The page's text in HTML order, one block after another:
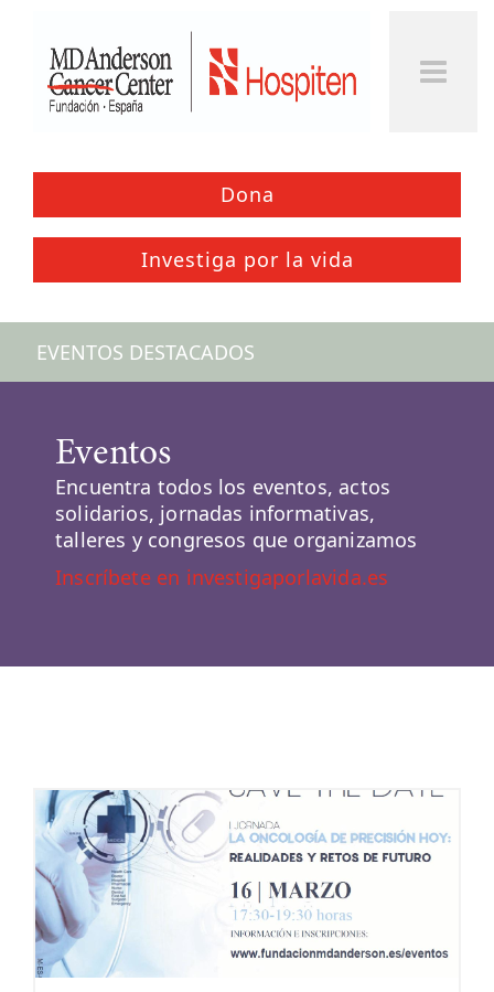
Dona
Investiga por la vida
EVENTOS DESTACADOS
Eventos
Encuentra todos los eventos, actos
solidarios, jornadas informativas,
talleres y congresos que organizamos
Inscríbete en investigaporlavida.es